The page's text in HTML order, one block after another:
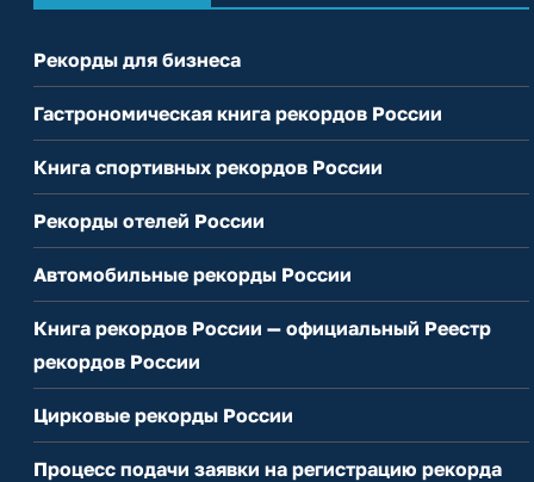
Рекорды для бизнеса
Гастрономическая книга рекордов России
Книга спортивных рекордов России
Рекорды отелей России
Автомобильные рекорды России
Книга рекордов России — официальный Реестр
рекордов России
Цирковые рекорды России
Процесс подачи заявки на регистрацию рекорда